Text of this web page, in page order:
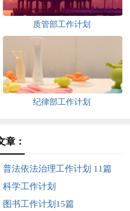
质管部工作计划
纪律部工作计划
章：
普法依法治理工作计划 11篇
科学工作计划
图书工作计划15篇